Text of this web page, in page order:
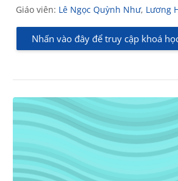
Giáo viên: Lê Ngọc Quỳnh Như, Lương
Nhấn vào đây để truy cập khoá